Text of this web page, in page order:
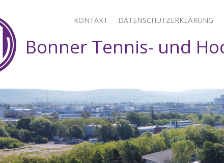
KONTAKT DATENSCHUTZERKLÄRUNG
Bonner Tennis- und